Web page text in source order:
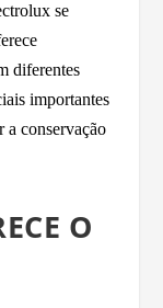
se
diferentes
importantes
a conservação
O